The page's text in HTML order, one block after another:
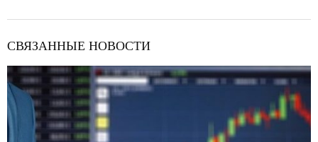
СВЯЗАННЫЕ НОВОСТИ